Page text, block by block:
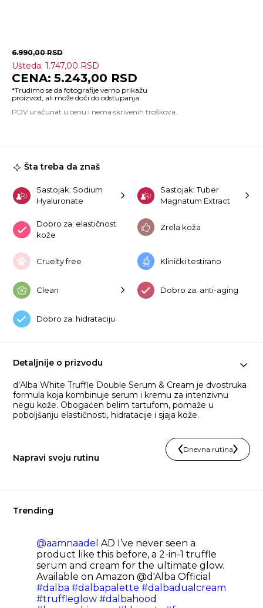
6.990,00RSD
Ušteda: 1.747,00 RSD
5.243,00 RSD
Šta treba da znaš
Sastojak: Sodium
Hyaluronate
Sastojak: Tuber
Magnatum Extract
Dobro za: elastičnost
kože
Zrela koža
Cruelty free Klinički testirano
Clean Dobro za: anti-aging
Dobro za: hidrataciju
Detaljnije o prizvodu
d’Alba White Truffle Double Serum & Cream je dvostruka
formula koja kombinuje serum i kremu za intenzivnu
negu kože. Obogaćen belim tartufom, pomaže u
poboljšanju elastičnosti, hidratacije i sjaja kože.
Napravi svoju rutinu
Dnevna rutina
Trending
@aamnaadel AD I’ve never seen a
product like this before, a 2-in-1 truffle
serum and cream for the ultimate glow.
Available on Amazon @d'Alba Official
#dalba #dalbapalette #dalbadualcream
#truffleglow #dalbahood